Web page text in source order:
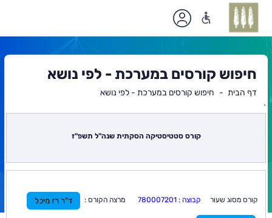
חיפוש קורסים במערכת - לפי נושא
דף הבית חיפוש קורסים במערכת - לפי נושא
`
קורס סטטיסטיקה הסקתית שנה"ל תשפ"ז
קורס מסוג שעור קבוצה : 780007201 מרצה הקורס : ד"ר רז מיכל